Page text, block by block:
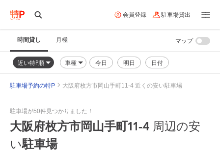
会員登録 駐車場貸出
時間貸し 月極
近い特P順 車種 今日 明日 日付
マップ
駐車場予約の特P 大阪府枚方市岡山手町11-4 近くの安い駐車場
駐車場が50件見つかりました！
大阪府枚方市岡山手町11-4 周辺の安
い駐車場